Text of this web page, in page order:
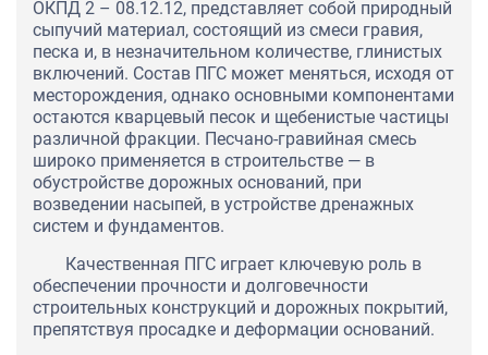
ОКПД 2 – 08.12.12, представляет собой природный
сыпучий материал, состоящий из смеси гравия,
песка и, в незначительном количестве, глинистых
включений. Состав ПГС может меняться, исходя от
месторождения, однако основными компонентами
остаются кварцевый песок и щебенистые частицы
различной фракции. Песчано-гравийная смесь
широко применяется в строительстве — в
обустройстве дорожных оснований, при
возведении насыпей, в устройстве дренажных
систем и фундаментов.
Качественная ПГС играет ключевую роль в
обеспечении прочности и долговечности
строительных конструкций и дорожных покрытий,
препятствуя просадке и деформации оснований.